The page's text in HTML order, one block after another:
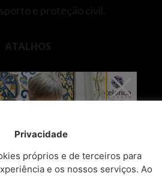
e proteção civil.
ATALHOS
Único
do Cidadão
do Empreendedor
de Documentos
Privacidade
próprios e de terceiros para
e os nossos serviços. Ao